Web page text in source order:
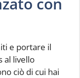
e portare il
al livello
ciò di cui hai